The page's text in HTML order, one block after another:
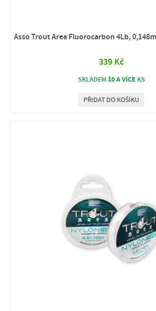
Asso Trout Area Fluorocarbon 4Lb,
339 Kč
SKLADEM 10 A VÍCE KS
PŘIDAT DO KOŠÍKU